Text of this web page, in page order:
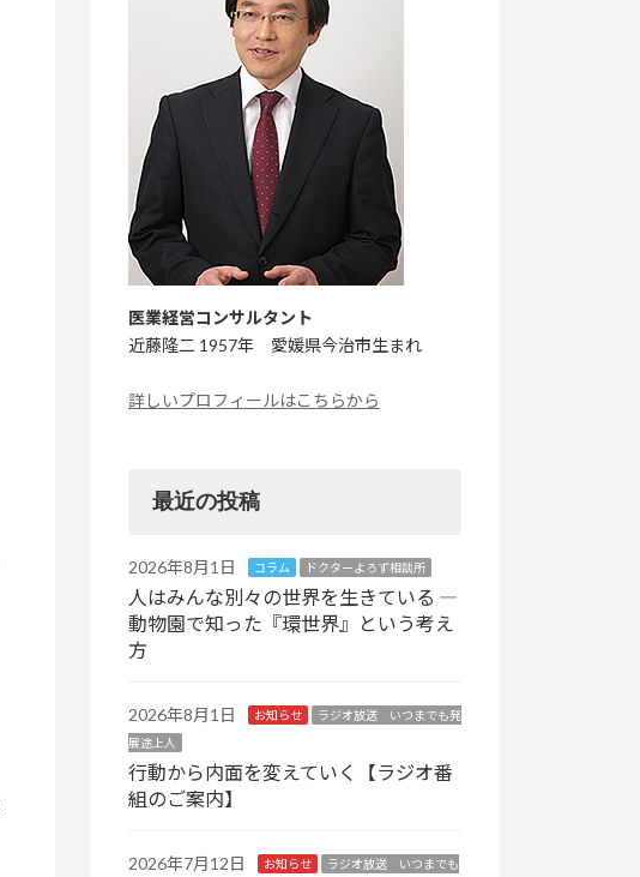
医業経営コンサルタント
近藤隆二 1957年 愛媛県今治市生まれ
詳しいプロフィールはこちらから
最近の投稿
2026年8月1日 コラム ドクターよろず相談所
人はみんな別々の世界を生きている ―
動物園で知った『環世界』という考え
方
2026年8月1日 お知らせ
ラジオ放送 いつまでも発
展途上人
行動から内面を変えていく【ラジオ番
組のご案内】
2026年7月12日 お知らせ
ラジオ放送 いつまでも